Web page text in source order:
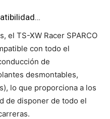
el TS-XW Racer SPARCO
con todo el
de
desmontables,
lo que proporciona a los
de disponer de todo el